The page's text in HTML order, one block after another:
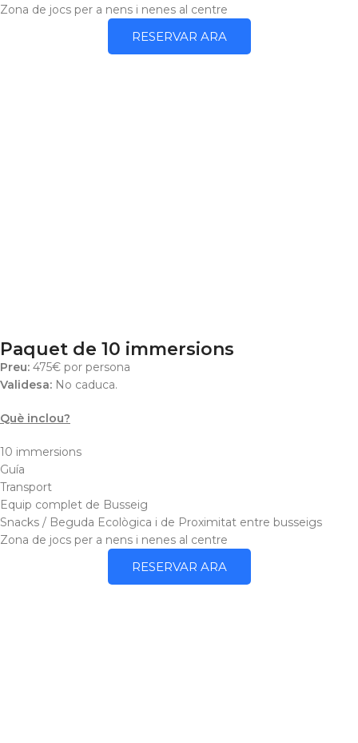
Zona de jocs per a nens i nenes al centre
RESERVAR ARA
Paquet de 10 immersions
Preu: 475€ por persona
Validesa: No caduca.
Què inclou?
10 immersions
Guía
Transport
Equip complet de Busseig
Snacks / Beguda Ecològica i de Proximitat entre busseigs
Zona de jocs per a nens i nenes al centre
RESERVAR ARA